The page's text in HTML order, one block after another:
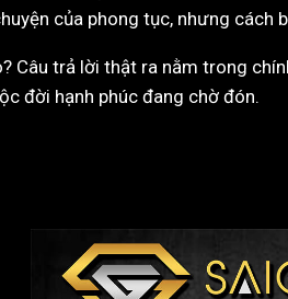
của phong tục, nhưng
Câu trả lời thật ra nằm trong
đời hạnh phúc đang chờ đón.